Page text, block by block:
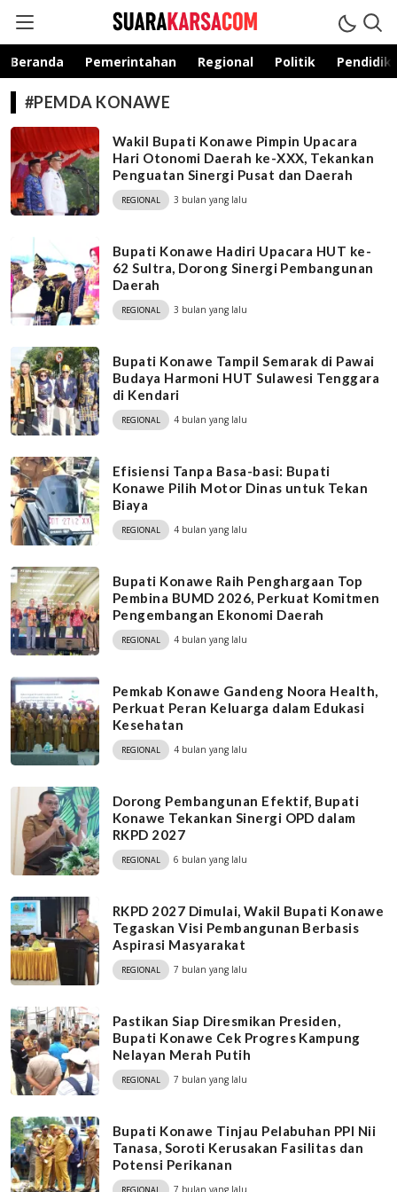
suarakarsa.com
Informasi terpercaya
Beranda Pemerintahan Regional Politik
#PEMDA KONAWE
Wakil Bupati Konawe Pimpin Upacara
Hari Otonomi Daerah ke-XXX, Tekankan
Penguatan Sinergi Pusat dan Daerah
REGIONAL 3 bulan yang lalu
Bupati Konawe Hadiri Upacara HUT ke-
62 Sultra, Dorong Sinergi Pembangunan
Daerah
REGIONAL 3 bulan yang lalu
Bupati Konawe Tampil Semarak di Pawai
Budaya Harmoni HUT Sulawesi Tenggara
di Kendari
REGIONAL 4 bulan yang lalu
Efisiensi Tanpa Basa-basi: Bupati
Konawe Pilih Motor Dinas untuk Tekan
Biaya
REGIONAL 4 bulan yang lalu
Bupati Konawe Raih Penghargaan Top
Pembina BUMD 2026, Perkuat Komitmen
Pengembangan Ekonomi Daerah
REGIONAL 4 bulan yang lalu
Pemkab Konawe Gandeng Noora Health,
Perkuat Peran Keluarga dalam Edukasi
Kesehatan
REGIONAL 4 bulan yang lalu
Dorong Pembangunan Efektif, Bupati
Konawe Tekankan Sinergi OPD dalam
RKPD 2027
REGIONAL 6 bulan yang lalu
RKPD 2027 Dimulai, Wakil Bupati Konawe
Tegaskan Visi Pembangunan Berbasis
Aspirasi Masyarakat
REGIONAL 7 bulan yang lalu
Pastikan Siap Diresmikan Presiden,
Bupati Konawe Cek Progres Kampung
Nelayan Merah Putih
REGIONAL 7 bulan yang lalu
Bupati Konawe Tinjau Pelabuhan PPI Nii
Tanasa, Soroti Kerusakan Fasilitas dan
Potensi Perikanan
REGIONAL 7 bulan yang lalu